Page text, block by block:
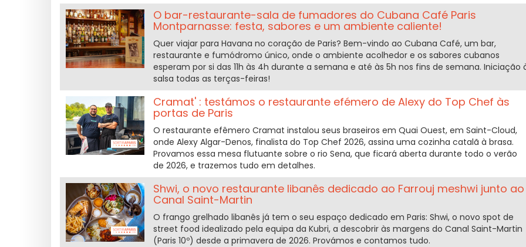
O bar-restaurante-sala de fumadores do Cubana Café Paris
Montparnasse: festa, sabores e um ambiente caliente!
Quer viajar para Havana no coração de Paris? Bem-vindo ao Cubana Café, um bar,
restaurante e fumódromo único, onde o ambiente acolhedor e os sabores cubanos
esperam por si das 11h às 4h durante a semana e até às 5h nos fins de semana. Iniciação
salsa todas as terças-feiras!
Cramat' : testámos o restaurante efémero de Alexy do Top Chef às
portas de Paris
O restaurante efêmero Cramat instalou seus braseiros em Quai Ouest, em Saint-Cloud,
onde Alexy Algar-Denos, finalista do Top Chef 2026, assina uma cozinha catalã à brasa.
Provamos essa mesa flutuante sobre o rio Sena, que ficará aberta durante todo o verão
de 2026, e trazemos tudo em detalhes.
Shwi, o novo restaurante libanês dedicado ao Farrouj meshwi junto ao
Canal Saint-Martin
O frango grelhado libanês já tem o seu espaço dedicado em Paris: Shwi, o novo spot de
street food idealizado pela equipa da Kubri, a descobrir às margens do Canal Saint-Martin
(Paris 10º) desde a primavera de 2026. Provámos e contamos tudo.